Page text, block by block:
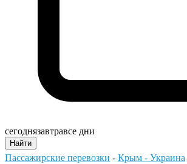
сегоднязавтравсе дни
Найти
Пассажирские перевозки - Крым - Украина